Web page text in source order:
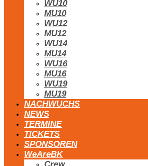
WU10
MU10
WU12
MU12
WU14
MU14
WU16
MU16
WU19
MU19
NACHWUCHS
NEWS
TERMINE
TICKETS
SPONSOREN
WeAreBK